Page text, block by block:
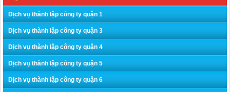
Dịch vụ thành lập công ty quận 1
Dịch vụ thành lập công ty quận 3
Dịch vụ thành lập công ty quận 4
Dịch vụ thành lập công ty quận 5
Dịch vụ thành lập công ty quận 6